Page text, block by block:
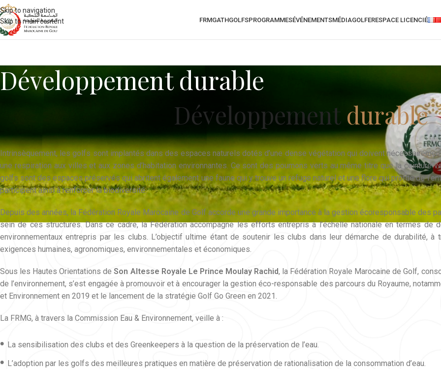
Skip to navigation
Skip to main content
FRMGATHGOLFSPROGRAMMESÉVÉNEMENTSMÉDIAGOLFERESPACE LICENCIÉ
Développement durable
Développement durable
Intrinsèquement, les golfs sont implantés dans des espaces naturels dotés d’une dense végétation qui doivent
une respiration aux villes et aux zones d’habitation environnantes. Ce sont des poumons verts au même titre que la ceinture
golfs sont des espaces préservés qui abritent également une faune qui y trouve un refuge naturel et une flore qui profite de
participent ainsi à renforcer la biodiversité.
Depuis des années, la Fédération Royale Marocaine de Golf accorde une grande importance à la gestion écoresponsable des
sein de ces structures. Dans ce cadre, la Fédération accompagne les efforts entrepris à l’échelle nationale en termes de
environnementaux entrepris par les clubs. L’objectif ultime étant de soutenir les clubs dans leur démarche de durabilité,
exigences humaines, agronomiques, environnementales et économiques.
Sous les Hautes Orientations deSon Altesse Royale Le Prince Moulay Rachid, la Fédération Royale Marocaine de Golf,
de l’environnement, s’est engagée à promouvoir et à encourager la gestion éco-responsable des parcours du Royaume,
et Environnement en 2019 et le lancement de la stratégie Golf Go Green en 2021.
La FRMG, à travers la Commission Eau & Environnement, veille à :
• La sensibilisation des clubs et des Greenkeepers à la question de la préservation de l’eau.
• L’adoption par les golfs des meilleures pratiques en matière de préservation de rationalisation de la consommation d’eau.